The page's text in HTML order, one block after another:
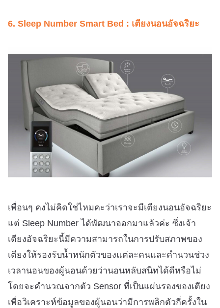
6. Sleep Number Smart Bed : เตียงนอนอัจฉริยะ
เพื่อนๆ คงไม่คิดใช่ไหมคะว่าเราจะมีเตียงนอนอัจฉริยะ
แต่ Sleep Number ได้พัฒนาออกมาแล้วค่ะ ซึ่งเจ้า
เตียงอัจฉริยะนี้มีความสามารถในการปรับสภาพของ
เตียงให้รองรับน้ำหนักตัวของแต่ละคนและคำนวนช่วง
เวลานอนของผู้นอนด้วยว่านอนหลับสนิทได้ดีหรือไม่
โดยจะคำนวณจากตัว Sensor ที่เป็นแผ่นรองของเตียง
เพื่อวิเคราะห์ข้อมูลของผู้นอนว่ามีการพลิกตัวกี่ครั้งใน